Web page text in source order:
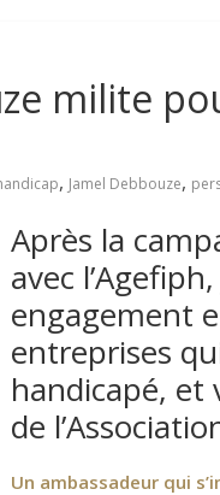
milite
, Jamel Debbouze,
Après la
avec
engagement
entreprises
handicapé, et
de
Un ambassadeur qui